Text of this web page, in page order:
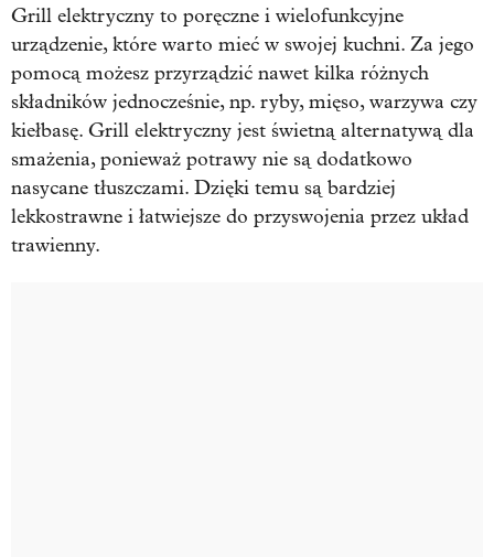
Grill elektryczny to poręczne i wielofunkcyjne
urządzenie, które warto mieć w swojej kuchni. Za jego
pomocą możesz przyrządzić nawet kilka różnych
składników jednocześnie, np. ryby, mięso, warzywa czy
kiełbasę. Grill elektryczny jest świetną alternatywą dla
smażenia, ponieważ potrawy nie są dodatkowo
nasycane tłuszczami. Dzięki temu są bardziej
lekkostrawne i łatwiejsze do przyswojenia przez układ
trawienny.